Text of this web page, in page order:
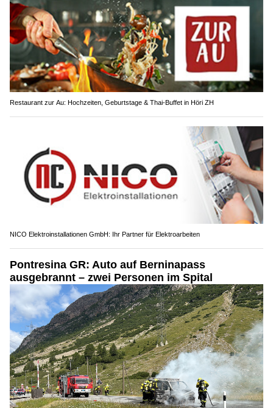
Restaurant zur Au: Hochzeiten, Geburtstage & Thai-Buffet in Höri ZH
NICO Elektroinstallationen GmbH: Ihr Partner für Elektroarbeiten
Pontresina GR: Auto auf Berninapass
ausgebrannt – zwei Personen im Spital